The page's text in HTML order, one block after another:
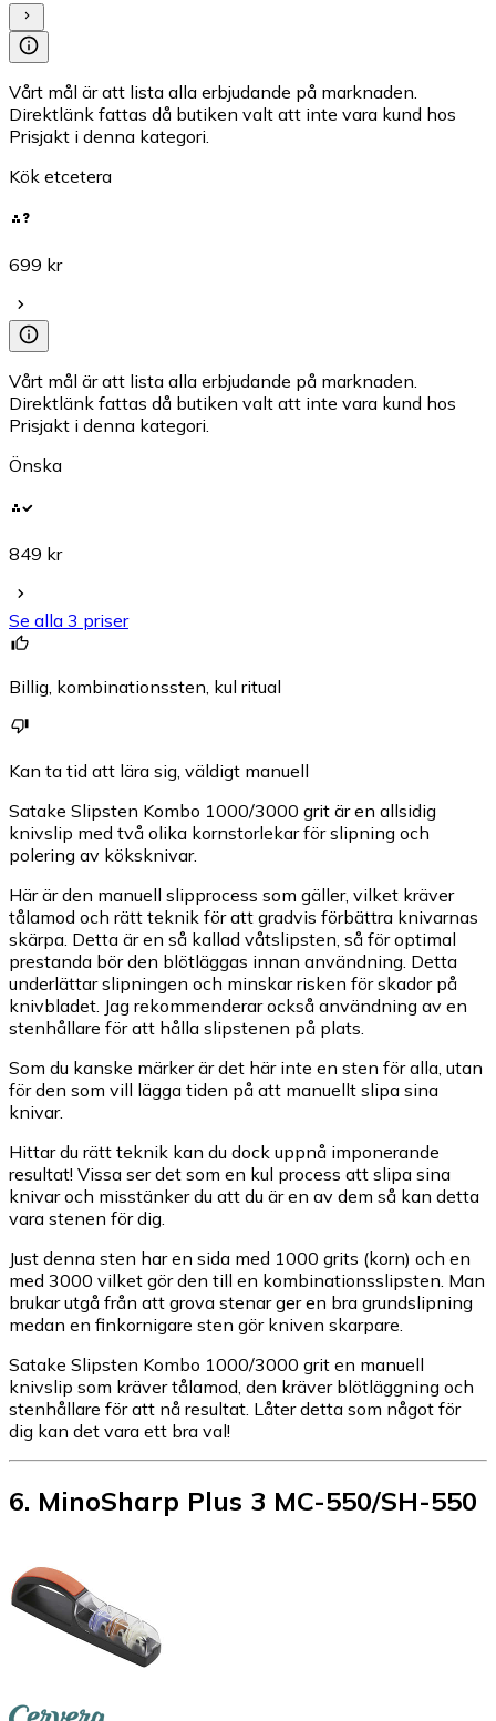
Vårt mål är att lista alla erbjudande på marknaden.
Direktlänk fattas då butiken valt att inte vara kund hos
Prisjakt i denna kategori.
Kök etcetera
699 kr
Vårt mål är att lista alla erbjudande på marknaden.
Direktlänk fattas då butiken valt att inte vara kund hos
Prisjakt i denna kategori.
Önska
849 kr
Se alla 3 priser
Billig, kombinationssten, kul ritual
Kan ta tid att lära sig, väldigt manuell
Satake Slipsten Kombo 1000/3000 grit är en allsidig
knivslip med två olika kornstorlekar för slipning och
polering av köksknivar.
Här är den manuell slipprocess som gäller, vilket kräver
tålamod och rätt teknik för att gradvis förbättra knivarnas
skärpa. Detta är en så kallad våtslipsten, så för optimal
prestanda bör den blötläggas innan användning. Detta
underlättar slipningen och minskar risken för skador på
knivbladet. Jag rekommenderar också användning av en
stenhållare för att hålla slipstenen på plats.
Som du kanske märker är det här inte en sten för alla, utan
för den som vill lägga tiden på att manuellt slipa sina
knivar.
Hittar du rätt teknik kan du dock uppnå imponerande
resultat! Vissa ser det som en kul process att slipa sina
knivar och misstänker du att du är en av dem så kan detta
vara stenen för dig.
Just denna sten har en sida med 1000 grits (korn) och en
med 3000 vilket gör den till en kombinationsslipsten. Man
brukar utgå från att grova stenar ger en bra grundslipning
medan en finkornigare sten gör kniven skarpare.
Satake Slipsten Kombo 1000/3000 grit en manuell
knivslip som kräver tålamod, den kräver blötläggning och
stenhållare för att nå resultat. Låter detta som något för
dig kan det vara ett bra val!
6. MinoSharp Plus 3 MC-550/SH-550